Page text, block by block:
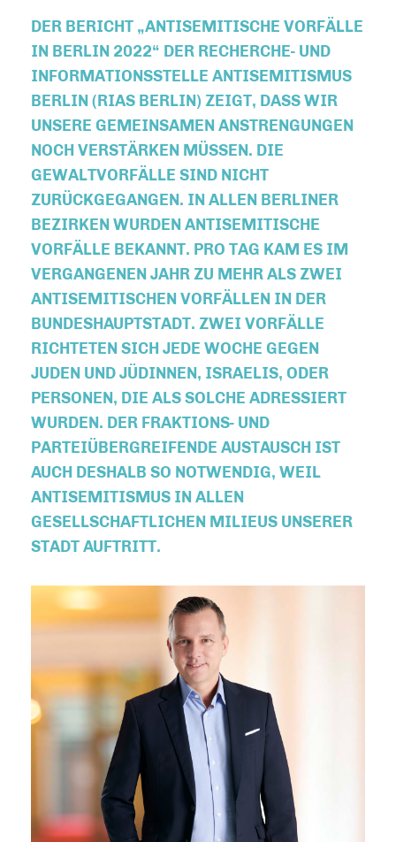
DER BERICHT „ANTISEMITISCHE VORFÄLLE
IN BERLIN 2022“ DER RECHERCHE- UND
INFORMATIONSSTELLE ANTISEMITISMUS
BERLIN (RIAS BERLIN) ZEIGT, DASS WIR
UNSERE GEMEINSAMEN ANSTRENGUNGEN
NOCH VERSTÄRKEN MÜSSEN. DIE
GEWALTVORFÄLLE SIND NICHT
ZURÜCKGEGANGEN. IN ALLEN BERLINER
BEZIRKEN WURDEN ANTISEMITISCHE
VORFÄLLE BEKANNT. PRO TAG KAM ES IM
VERGANGENEN JAHR ZU MEHR ALS ZWEI
ANTISEMITISCHEN VORFÄLLEN IN DER
BUNDESHAUPTSTADT. ZWEI VORFÄLLE
RICHTETEN SICH JEDE WOCHE GEGEN
JUDEN UND JÜDINNEN, ISRAELIS, ODER
PERSONEN, DIE ALS SOLCHE ADRESSIERT
WURDEN. DER FRAKTIONS- UND
PARTEIÜBERGREIFENDE AUSTAUSCH IST
AUCH DESHALB SO NOTWENDIG, WEIL
ANTISEMITISMUS IN ALLEN
GESELLSCHAFTLICHEN MILIEUS UNSERER
STADT AUFTRITT.